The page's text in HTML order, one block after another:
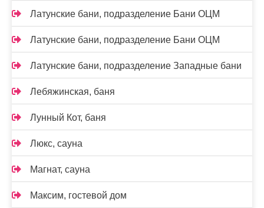
Латунские бани, подразделение Бани ОЦМ
Латунские бани, подразделение Бани ОЦМ
Латунские бани, подразделение Западные бани
Лебяжинская, баня
Лунный Кот, баня
Люкс, сауна
Магнат, сауна
Максим, гостевой дом